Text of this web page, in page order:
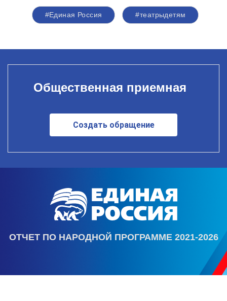
#Единая Россия #театрыдетям
Общественная приемная
Создать обращение
ОТЧЕТ ПО НАРОДНОЙ ПРОГРАММЕ 2021-2026